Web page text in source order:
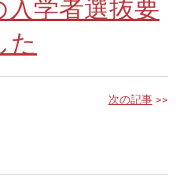
入学者選抜要
た
次の記事>>